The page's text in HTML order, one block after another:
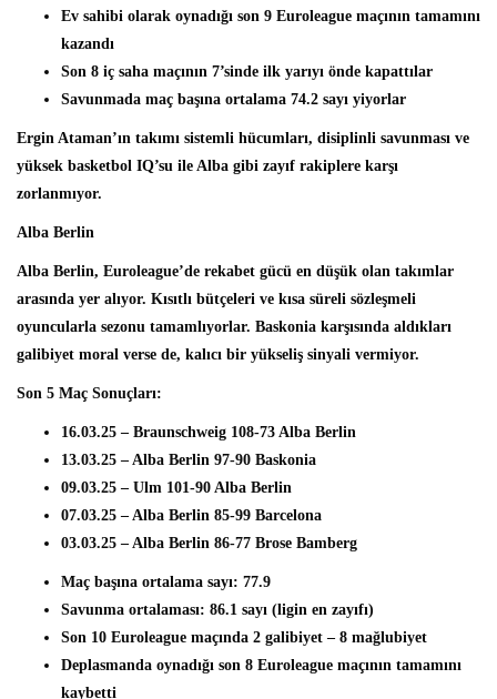
Ev sahibi olarak oynadığı son 9 Euroleague maçının tamamını
kazandı
Son 8 iç saha maçının 7’sinde ilk yarıyı önde kapattılar
Savunmada maç başına ortalama 74.2 sayı yiyorlar
Ergin Ataman’ın takımı sistemli hücumları, disiplinli savunması ve
yüksek basketbol IQ’su ile Alba gibi zayıf rakiplere karşı
zorlanmıyor.
Alba Berlin
Alba Berlin, Euroleague’de rekabet gücü en düşük olan takımlar
arasında yer alıyor. Kısıtlı bütçeleri ve kısa süreli sözleşmeli
oyuncularla sezonu tamamlıyorlar. Baskonia karşısında aldıkları
galibiyet moral verse de, kalıcı bir yükseliş sinyali vermiyor.
Son 5 Maç Sonuçları:
16.03.25 – Braunschweig 108-73 Alba Berlin
13.03.25 – Alba Berlin 97-90 Baskonia
09.03.25 – Ulm 101-90 Alba Berlin
07.03.25 – Alba Berlin 85-99 Barcelona
03.03.25 – Alba Berlin 86-77 Brose Bamberg
Maç başına ortalama sayı: 77.9
Savunma ortalaması: 86.1 sayı (ligin en zayıfı)
Son 10 Euroleague maçında 2 galibiyet – 8 mağlubiyet
Deplasmanda oynadığı son 8 Euroleague maçının tamamını
kaybetti